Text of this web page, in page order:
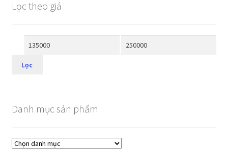
Lọc theo giá
Lọc
Danh mục sản phẩm